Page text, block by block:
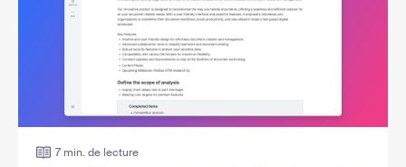
7 min. de lecture